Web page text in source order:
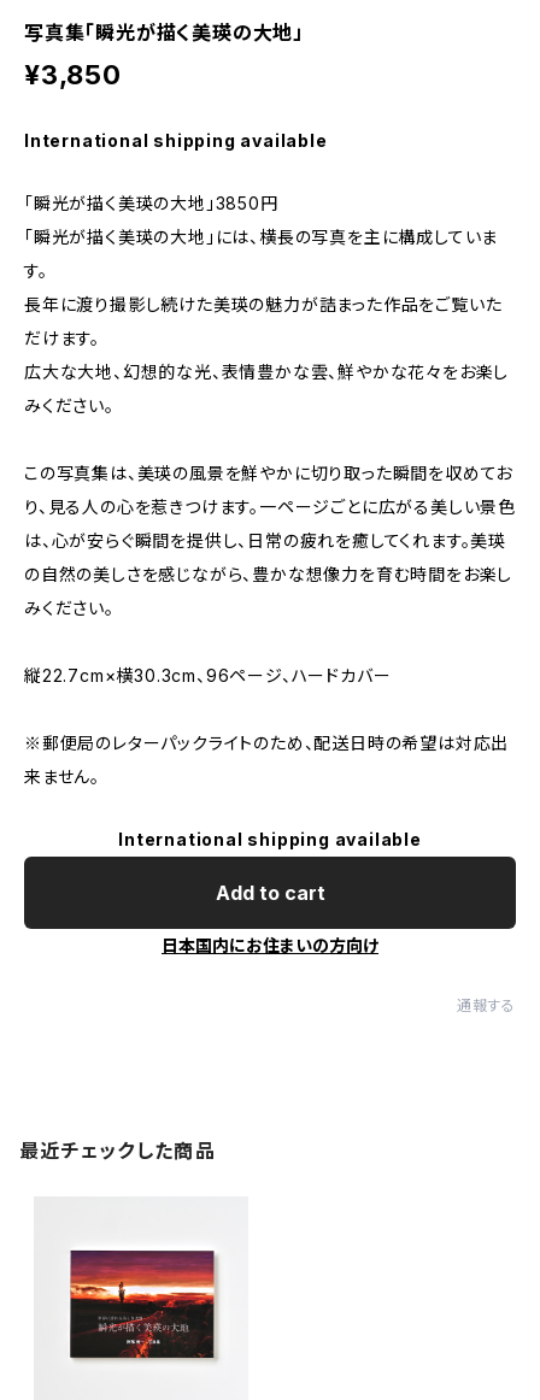
写真集「瞬光が描く美瑛の大地」
¥3,850
International shipping available
「瞬光が描く美瑛の大地」3850円
「瞬光が描く美瑛の大地」には、横長の写真を主に構成していま
す。
長年に渡り撮影し続けた美瑛の魅力が詰まった作品をご覧いた
だけます。
広大な大地、幻想的な光、表情豊かな雲、鮮やかな花々をお楽し
みください。
この写真集は、美瑛の風景を鮮やかに切り取った瞬間を収めてお
り、見る人の心を惹きつけます。一ページごとに広がる美しい景色
は、心が安らぐ瞬間を提供し、日常の疲れを癒してくれます。美瑛
の自然の美しさを感じながら、豊かな想像力を育む時間をお楽し
みください。
縦22.7cm×横30.3cm、96ページ、ハードカバー
※郵便局のレターパックライトのため、配送日時の希望は対応出
来ません。
International shipping available
Add to cart
日本国内にお住まいの方向け
通報する
最近チェックした商品